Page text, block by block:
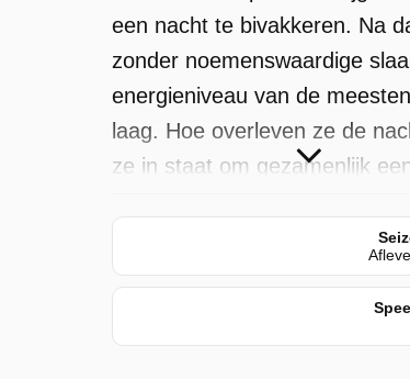
een nacht te bivakkeren. Na
zonder noemenswaardige
energieniveau van de
laag. Hoe overleven ze de
ze in staat om gezamenlijk
Kamp Van Koningsbrugge is
1 uitgezonden op maandag 13